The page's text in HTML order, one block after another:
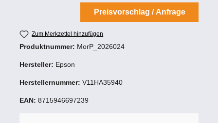
Preisvorschlag / Anfrage
Zum Merkzettel hinzufügen
Produktnummer: MorP_2026024
Hersteller: Epson
Herstellernummer: V11HA35940
EAN: 8715946697239